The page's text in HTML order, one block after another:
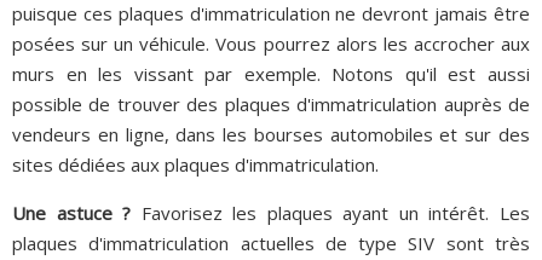
puisque ces plaques d'immatriculation ne devront jamais être
posées sur un véhicule. Vous pourrez alors les accrocher aux
murs en les vissant par exemple. Notons qu'il est aussi
possible de trouver des plaques d'immatriculation auprès de
vendeurs en ligne, dans les bourses automobiles et sur des
sites dédiées aux plaques d'immatriculation.
Une astuce ? Favorisez les plaques ayant un intérêt. Les
plaques d'immatriculation actuelles de type SIV sont très